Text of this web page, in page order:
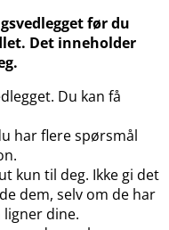
før du
Det inneholder
Du kan få
har flere spørsmål
kun til deg. Ikke gi det
dem, selv om de har
dine.